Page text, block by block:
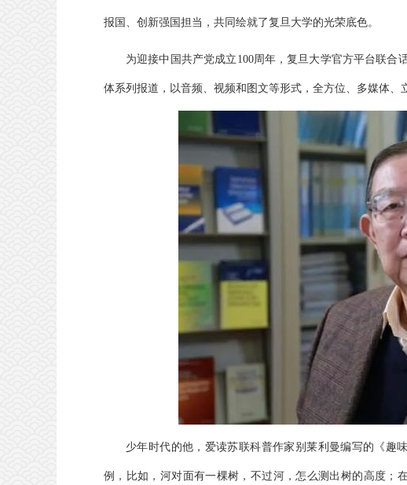
报国、创新强国担当，共同绘就了复旦大学的光荣底色。
为迎接中国共产党成立100周年，复旦大学官方平台联合
体系列报道，以音频、视频和图文等形式，全方位、多媒体、
少年时代的他，爱读苏联科普作家别莱利曼编写的《趣
例，比如，河对面有一棵树，不过河，怎么测出树的高度；